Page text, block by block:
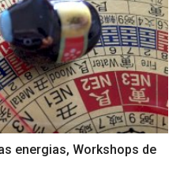
energias, Workshops de